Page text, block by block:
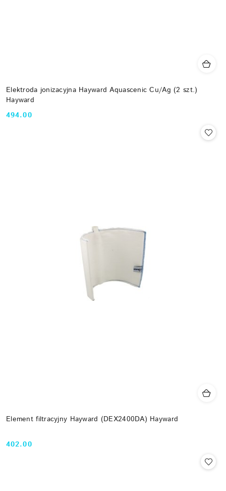
Elektroda jonizacyjna Hayward Aquascenic Cu/Ag (2 szt.)
Hayward
Cena:
494.00
Element filtracyjny Hayward (DEX2400DA) Hayward
Cena:
402.00